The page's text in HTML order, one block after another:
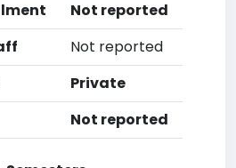
Not reported
Not reported
Private
Not reported